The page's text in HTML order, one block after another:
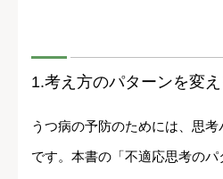
1.考え方のパターンを変え
うつ病の予防のためには、思
です。本書の「不適応思考の